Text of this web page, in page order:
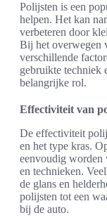
Polijsten is een
helpen. Het kan
verbeteren door
Bij het overwegen
verschillende
gebruikte techniek
belangrijke rol.
Effectiviteit van
De effectiviteit
en het type kras.
eenvoudig worden
en technieken.
de glans en
polijsten tot een
bij de auto.